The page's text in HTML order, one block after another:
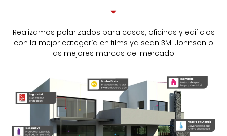
Realizamos polarizados para casas, oficinas y edificios
con la mejor categoría en films ya sean 3M, Johnson o
las mejores marcas del mercado.